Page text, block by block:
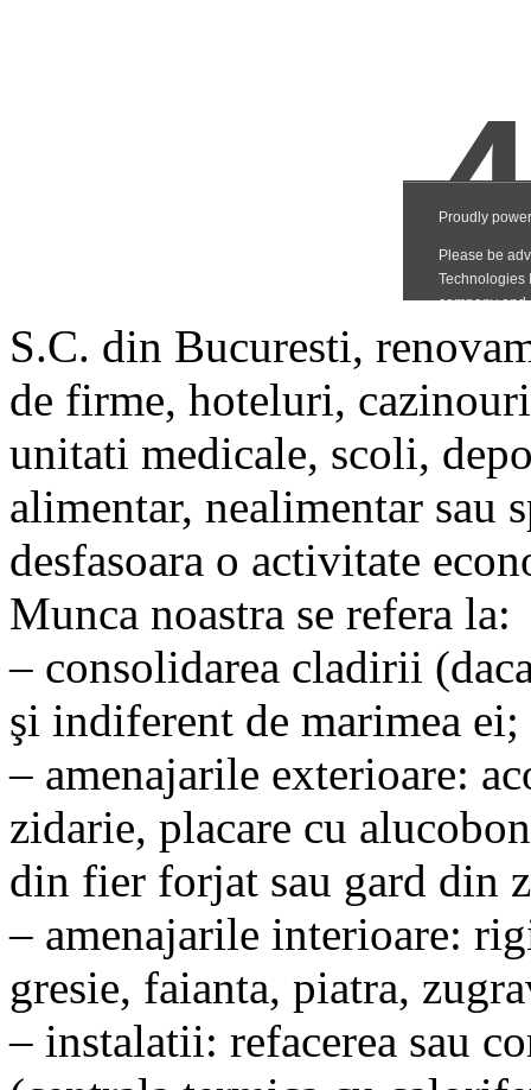
S.C. din Bucuresti,
de firme, hoteluri,
unitati medicale, scoli,
alimentar, nealimentar sau
desfasoara o activitate
Munca noastra se refera la:
– consolidarea cladirii
şi indiferent de marimea ei;
– amenajarile exterioare:
zidarie, placare cu
din fier forjat sau gard din
– amenajarile interioare:
gresie, faianta, piatra,
– instalatii: refacerea sau